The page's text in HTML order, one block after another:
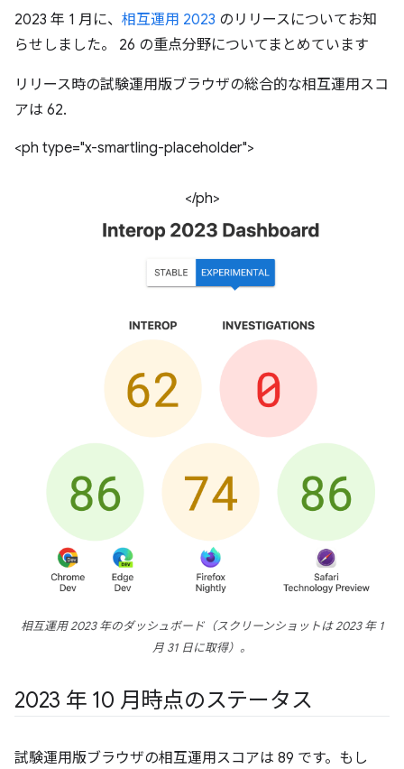
2023 年 1 月に、 相互運用 2023 のリリースについてお知
らせしました。 26 の重点分野についてまとめています
リリース時の試験運用版ブラウザの総合的な相互運用スコ
アは 62.
<ph type="x-smartling-placeholder">
</ph>
相互運用 2023 年のダッシュボード（スクリーンショットは 2023 年 1
月 31 日に取得）。
2023 年 10 月時点のステータス
試験運用版ブラウザの相互運用スコアは 89 です。もし